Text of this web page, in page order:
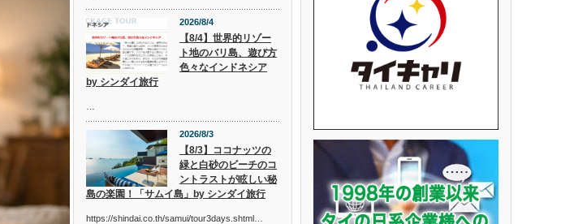
2026/8/4
【8/4】世界的リゾー
ト地のバリ島、遊び方
色々なインドネシア
by シンダイ旅行
2026/8/3
【8/3】ココナッツの
緑と白砂のビーチのコ
ントラストが眩しい秘
島の楽園！「サムイ島」by シンダイ旅行
https://shindai.co.th/samui/tour3days.shtml…